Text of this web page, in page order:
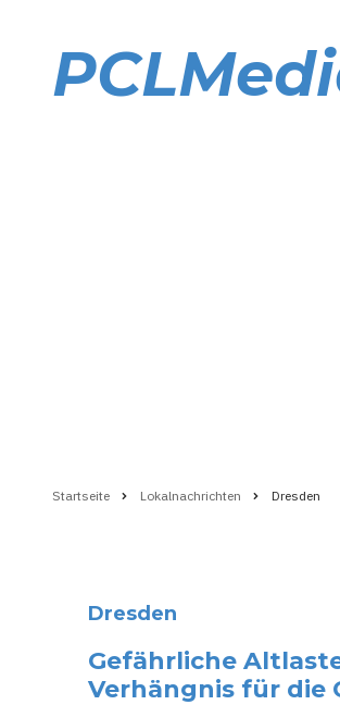
Startseite Lokalnachrichten Dresden
Dresden
Gefährliche
Verhängnis für die